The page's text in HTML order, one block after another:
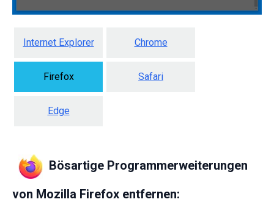
Internet Explorer Chrome
Firefox Safari
Edge
Bösartige Programmerweiterungen
von Mozilla Firefox entfernen: